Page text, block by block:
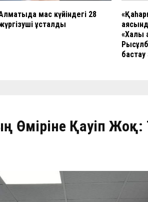
мас күйіндегі 28
ұсталды
«Халық
Өміріне Қауіп